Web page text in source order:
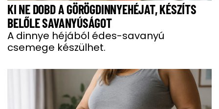
KI NE DOBD A GÖRÖGDINNYEHÉJAT, KÉSZÍTS
BELŐLE SAVANYÚSÁGOT
A dinnye héjából édes-savanyú
csemege készülhet.